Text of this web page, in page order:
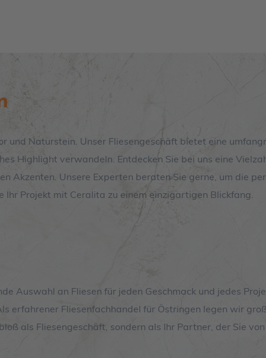
und Naturstein. Unser Fliesengeschäft bietet eine
Highlight verwandeln. Entdecken Sie bei uns eine
Akzenten. Unsere Experten beraten Sie gerne, um die
Ihr Projekt mit Ceralita zu einem einzigartigen Blickfang.
Auswahl an Fliesen für jeden Geschmack und jedes
erfahrener Fliesenfachhandel für Östringen legen wir
als Fliesengeschäft, sondern als Ihr Partner, der Sie